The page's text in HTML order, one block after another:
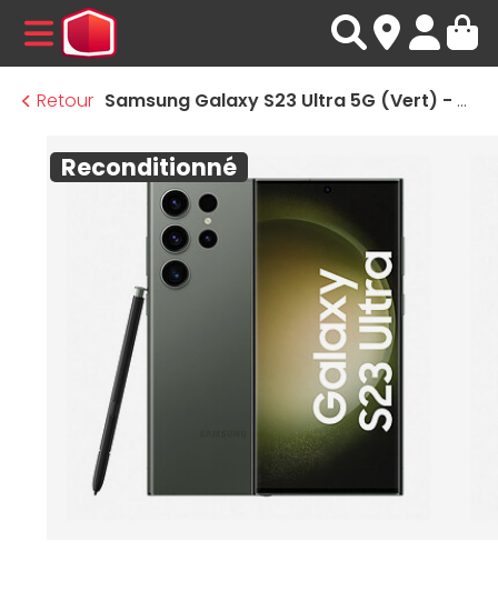
MENU
Retour
Samsung Galaxy S23 Ultra 5G (Vert) - 256 Go - 8 Go · Reconditionné
Reconditionné